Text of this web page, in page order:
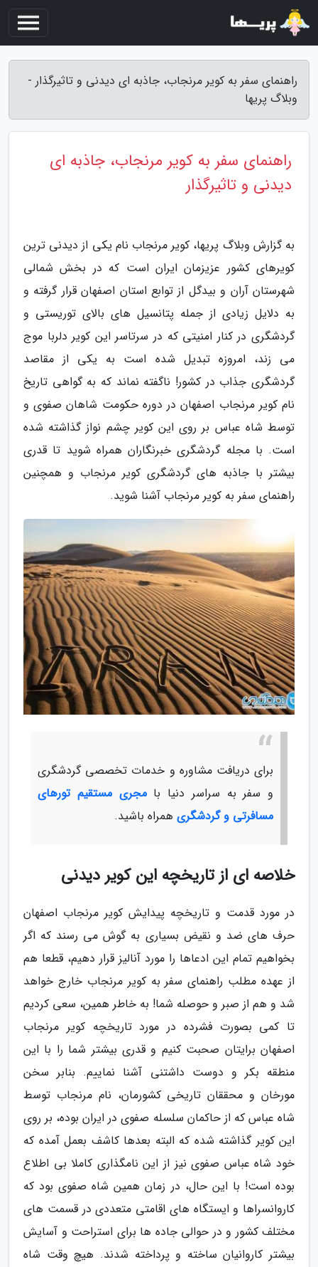
راهنمای سفر به کویر مرنجاب، جاذبه ای دیدنی و تاثیرگذار -
وبلاگ پریها
راهنمای سفر به کویر مرنجاب، جاذبه ای
دیدنی و تاثیرگذار
به گزارش وبلاگ پریها، کویر مرنجاب نام یکی از دیدنی ترین
کویرهای کشور عزیزمان ایران است که در بخش شمالی
شهرستان آران و بیدگل از توابع استان اصفهان قرار گرفته و
به دلایل زیادی از جمله پتانسیل های بالای توریستی و
گردشگری در کنار امنیتی که در سرتاسر این کویر دلربا موج
می زند، امروزه تبدیل شده است به یکی از مقاصد
گردشگری جذاب در کشور! ناگفته نماند که به گواهی تاریخ
نام کویر مرنجاب اصفهان در دوره حکومت شاهان صفوی و
توسط شاه عباس بر روی این کویر چشم نواز گذاشته شده
است. با مجله گردشگری خبرنگاران همراه شوید تا قدری
بیشتر با جاذبه های گردشگری کویر مرنجاب و همچنین
راهنمای سفر به کویر مرنجاب آشنا شوید.
برای دریافت مشاوره و خدمات تخصصی گردشگری
و سفر به سراسر دنیا بامجری مستقیم تورهای
مسافرتی و گردشگری همراه باشید.
خلاصه ای از تاریخچه این کویر دیدنی
در مورد قدمت و تاریخچه پیدایش کویر مرنجاب اصفهان
حرف های ضد و نقیض بسیاری به گوش می رسند که اگر
بخواهیم تمام این ادعاها را مورد آنالیز قرار دهیم، قطعا هم
از عهده مطلب راهنمای سفر به کویر مرنجاب خارج خواهد
شد و هم از صبر و حوصله شما! به خاطر همین، سعی کردیم
تا کمی بصورت فشرده در مورد تاریخچه کویر مرنجاب
اصفهان برایتان صحبت کنیم و قدری بیشتر شما را با این
منطقه بکر و دوست داشتنی آشنا نماییم. بنابر سخن
مورخان و محققان تاریخی کشورمان، نام مرنجاب توسط
شاه عباس که از حاکمان سلسله صفوی در ایران بوده، بر روی
این کویر گذاشته شده که البته بعدها کاشف بعمل آمده که
خود شاه عباس صفوی نیز از این نامگذاری کاملا بی اطلاع
بوده است! با این حال، در زمان همین شاه صفوی بود که
کاروانسراها و ایستگاه های اقامتی متعددی در قسمت های
مختلف کشور و در حوالی جاده ها برای استراحت و آسایش
بیشتر کاروانیان ساخته و پرداخته شدند. هیچ وقت شاه